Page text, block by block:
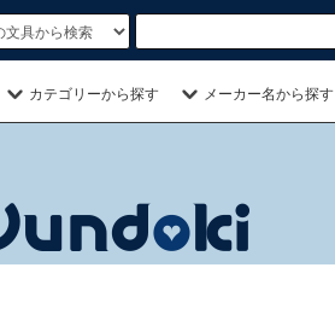
カテゴリーから探す メーカー名から探す